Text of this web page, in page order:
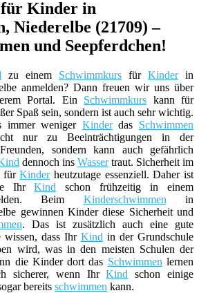
Kinder in
Niederelbe (21709) –
und Seepferdchen!
zu einem Schwimmkurs für Kinderin
anmelden? Dann freuen wir uns über
Portal. Ein Schwimmkurs kann für
Spaß sein, sondern ist auch sehr wichtig.
immer weniger Kinderdas Schwimmen
nur zu Beeinträchtigungen in der
sondern kann auch gefährlich
dennoch ins Wassertraut. Sicherheit im
fürKinderheutzutage essenziell. Daher ist
IhrKind schon frühzeitig in einem
Beim Kinderschwimmen in
gewinnen Kinder diese Sicherheit und
. Das ist zusätzlich auch eine gute
wissen, dass Ihr Kind in der Grundschule
wird, was in den meisten Schulen der
die Kinder dort das Schwimmen lernen
sicherer, wenn IhrKind schon einige
bereits schwimmen kann.